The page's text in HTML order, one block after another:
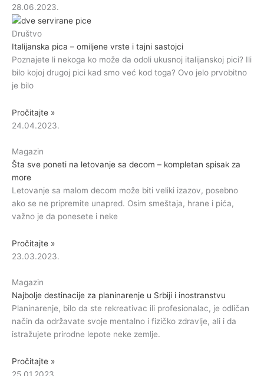
28.06.2023.
Društvo
Italijanska pica – omiljene vrste i tajni sastojci
Poznajete li nekoga ko može da odoli ukusnoj italijanskoj pici? Ili
bilo kojoj drugoj pici kad smo već kod toga? Ovo jelo prvobitno
je bilo
Pročitajte »
24.04.2023.
Magazin
Šta sve poneti na letovanje sa decom – kompletan spisak za
more
Letovanje sa malom decom može biti veliki izazov, posebno
ako se ne pripremite unapred. Osim smeštaja, hrane i pića,
važno je da ponesete i neke
Pročitajte »
23.03.2023.
Magazin
Najbolje destinacije za planinarenje u Srbiji i inostranstvu
Planinarenje, bilo da ste rekreativac ili profesionalac, je odličan
način da održavate svoje mentalno i fizičko zdravlje, ali i da
istražujete prirodne lepote neke zemlje.
Pročitajte »
25.01.2023.